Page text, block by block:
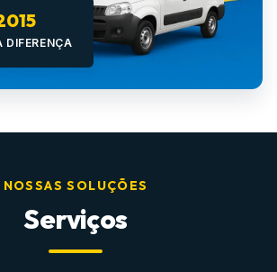
DIFERENÇA
NOSSAS SOLUÇÕES
Serviços